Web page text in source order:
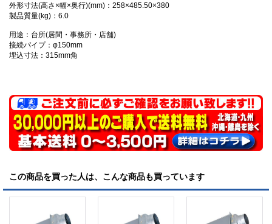
外形寸法(高さ×幅×奥行)(mm)：258×485.50×380
製品質量(kg)：6.0
用途：台所(居間・事務所・店舗)
接続パイプ：φ150mm
埋込寸法：315mm角
この商品を買った人は、こんな商品も買っています